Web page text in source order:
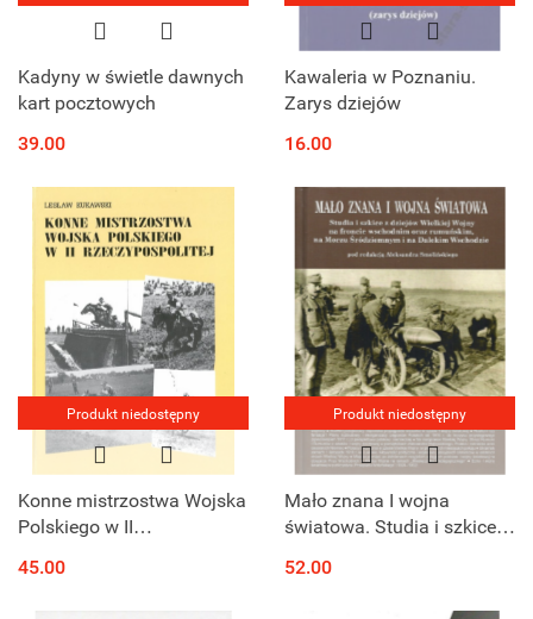
Kadyny w świetle dawnych
kart pocztowych
39.00
Kawaleria w Poznaniu.
Zarys dziejów
16.00
Produkt niedostępny
Konne mistrzostwa Wojska
Polskiego w II
45.00
Produkt niedostępny
Mało znana I wojna
światowa. Studia i szkice z
froncie wschodnim oraz
rumuńskim, na Morzu
52.00